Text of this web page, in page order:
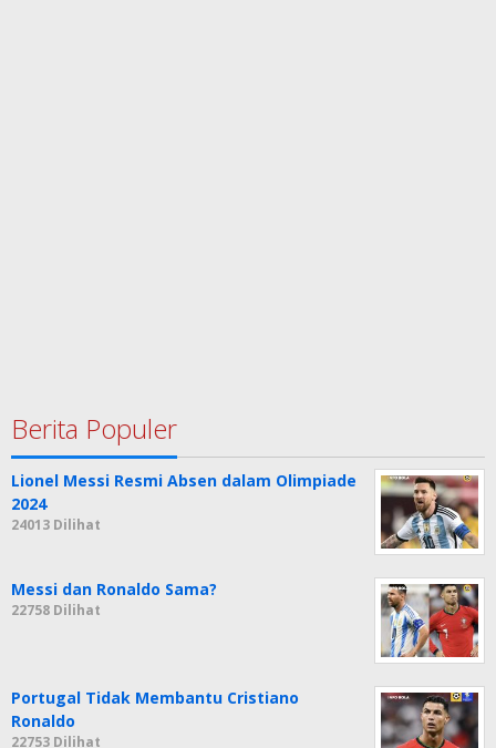
Berita Populer
Lionel Messi Resmi Absen dalam Olimpiade
2024
24013 Dilihat
Messi dan Ronaldo Sama?
22758 Dilihat
Portugal Tidak Membantu Cristiano
Ronaldo
22753 Dilihat